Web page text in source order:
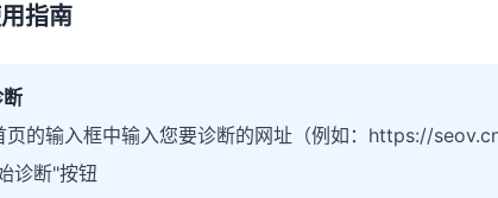
指南
页的输入框中输入您要诊断的网址（例如：https://
诊断"按钮